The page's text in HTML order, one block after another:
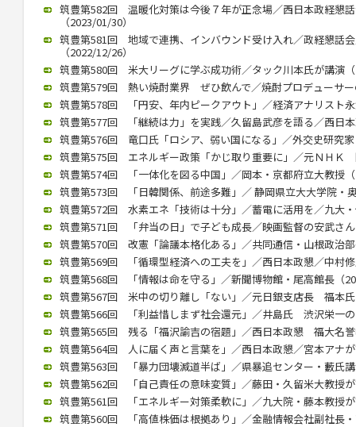
筑豊第582回 温暖化対策は今後７年が正念場／西日本政経懇
（2023/01/30）
筑豊第581回 地域で連携、インバウンド受け入れ／政経懇話
（2022/12/26）
筑豊第580回 米大リーグに学ぶ成功術／タック川本氏が講演
筑豊第579回 熱い焼酎業界 ぜひ飲んで／焼酎プロデューサ
筑豊第578回 「円安、年内ピークアウト」／経済アナリスト
筑豊第577回 「継続は力」を実践／久留島武彦を語る／西日
筑豊第576回 竜口氏「ロシア、弱い国になる」／外交史研究
筑豊第575回 エネルギー政策「かじ取り重要に」／元ＮＨＫ
筑豊第574回 「一体化を図る中国」／岡本・京都府立大教授
筑豊第573回 「日韓関係、前途多難」／ 静岡県立大大学院・
筑豊第572回 水素エネ「技術は十分」／蓄電に活用を／九大
筑豊第571回 「弁当の日」で子ども成長／映画監督の安武さ
筑豊第570回 改憲「論議本格化ある」／共同通信・山根政治
筑豊第569回 「循環型経済への工夫を」／西日本政懇／中村
筑豊第568回 「情報は命を守る」／新聞博物館・尾高館長（
筑豊第567回 米中の切り離し「ない」／元日銀支店長 福本
筑豊第566回 「利益惜しまず社会還元」／井島氏 渋沢栄一
筑豊第565回 残る「福沢諭吉の宿題」／西日本政懇 福大名
筑豊第564回 人に届く声と言葉を」／西日本政懇／宮本アナ
筑豊第563回 「暴力団壊滅道半ば」／県暴追センター・藪氏
筑豊第562回 「自己責任の意味変質」／藤田・久留米大教授
筑豊第561回 「エネルギー対策柔軟に」／九大院・藤本教授
筑豊第560回 「高値株価は根拠あり」／金融情報会社副社長